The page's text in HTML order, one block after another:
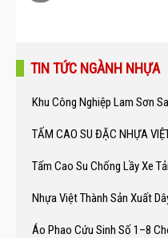
TIN TỨC NGÀNH NHỰA
Khu Công Nghiệp Lam Sơn
TẤM CAO SU ĐẶC NHỰA
Tấm Cao Su Chống Lầy Xe
Nhựa Việt Thành Sản Xuất
Áo Phao Cứu Sinh Số 1–8